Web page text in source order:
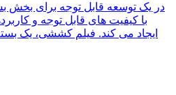
در یک توسعه قابل توجه برای بخش
با کیفیت های قابل توجه و
ایجاد می کند. فیلم کششی، یک